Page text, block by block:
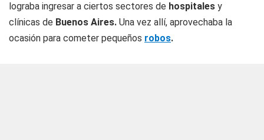
lograba ingresar a ciertos sectores de hospitales y
clínicas de Buenos Aires. Una vez allí, aprovechaba la
ocasión para cometer pequeños robos.